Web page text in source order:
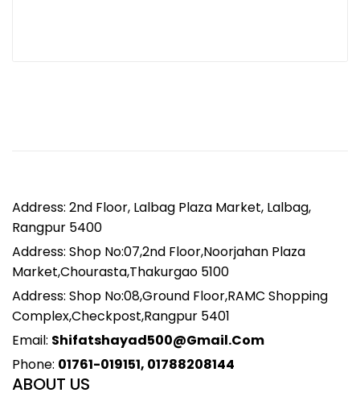
Address: 2nd Floor, Lalbag Plaza Market, Lalbag,
Rangpur 5400
Address: Shop No:07,2nd Floor,Noorjahan Plaza
Market,Chourasta,Thakurgao 5100
Address: Shop No:08,Ground Floor,RAMC Shopping
Complex,Checkpost,Rangpur 5401
Email: Shifatshayad500@gmail.com
Phone: 01761-019151, 01788208144
ABOUT US